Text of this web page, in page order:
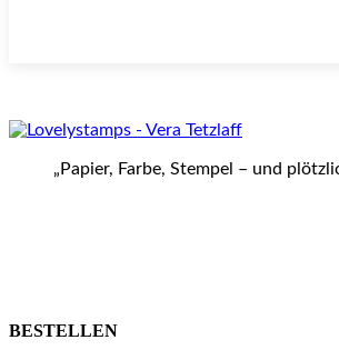
„Papier, Farbe, Stempel – und
BESTELLEN